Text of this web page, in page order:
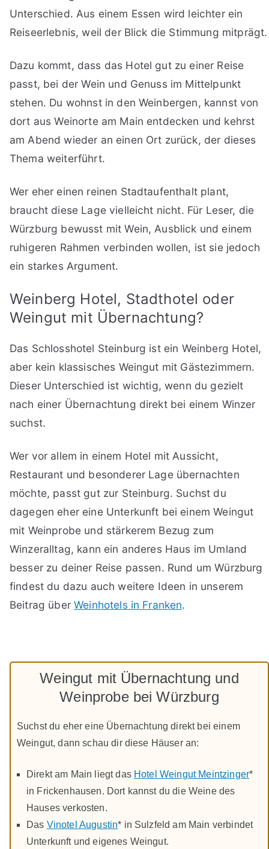
Unterschied. Aus einem Essen wird leichter ein
Reiseerlebnis, weil der Blick die Stimmung mitprägt.
Dazu kommt, dass das Hotel gut zu einer Reise
passt, bei der Wein und Genuss im Mittelpunkt
stehen. Du wohnst in den Weinbergen, kannst von
dort aus Weinorte am Main entdecken und kehrst
am Abend wieder an einen Ort zurück, der dieses
Thema weiterführt.
Wer eher einen reinen Stadtaufenthalt plant,
braucht diese Lage vielleicht nicht. Für Leser, die
Würzburg bewusst mit Wein, Ausblick und einem
ruhigeren Rahmen verbinden wollen, ist sie jedoch
ein starkes Argument.
Weinberg Hotel, Stadthotel oder
Weingut mit Übernachtung?
Das Schlosshotel Steinburg ist ein Weinberg Hotel,
aber kein klassisches Weingut mit Gästezimmern.
Dieser Unterschied ist wichtig, wenn du gezielt
nach einer Übernachtung direkt bei einem Winzer
suchst.
Wer vor allem in einem Hotel mit Aussicht,
Restaurant und besonderer Lage übernachten
möchte, passt gut zur Steinburg. Suchst du
dagegen eher eine Unterkunft bei einem Weingut
mit Weinprobe und stärkerem Bezug zum
Winzeralltag, kann ein anderes Haus im Umland
besser zu deiner Reise passen. Rund um Würzburg
findest du dazu auch weitere Ideen in unserem
Beitrag überWeinhotels in Franken.
Weingut mit Übernachtung und
Weinprobe bei Würzburg
Suchst du eher eine Übernachtung direkt bei einem
Weingut, dann schau dir diese Häuser an:
Direkt am Main liegt das Hotel Weingut Meintzinger*
in Frickenhausen. Dort kannst du die Weine des
Hauses verkosten.
Das Vinotel Augustin* in Sulzfeld am Main verbindet
Unterkunft und eigenes Weingut.